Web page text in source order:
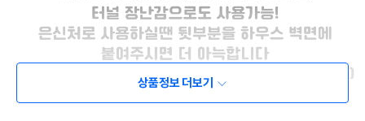
상품정보 더보기